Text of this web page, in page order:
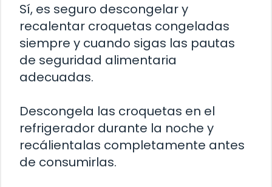
Sí, es seguro descongelar y
recalentar croquetas congeladas
siempre y cuando sigas las pautas
de seguridad alimentaria
adecuadas.
Descongela las croquetas en el
refrigerador durante la noche y
recálientalas completamente antes
de consumirlas.